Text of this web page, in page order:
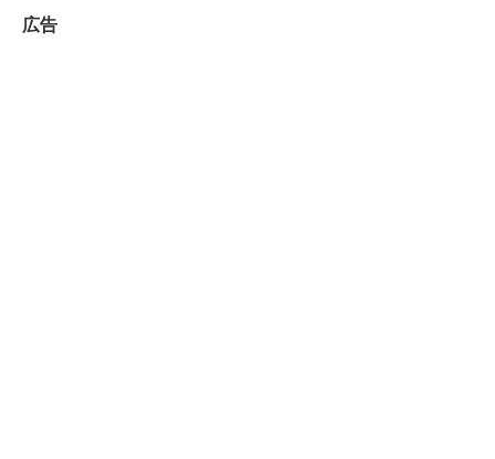
広告